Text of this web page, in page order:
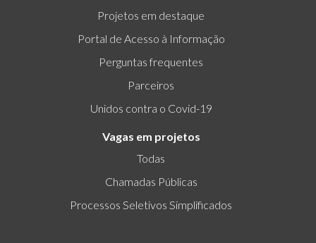
Projetos em destaque
Portal de Acesso à Informação
Perguntas frequentes
Parceiros
Unidos contra o Covid-19
Vagas em projetos
Todas
Chamadas Públicas
Processos Seletivos Simplificados